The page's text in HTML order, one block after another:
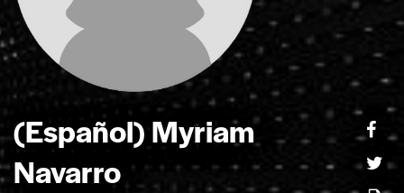
(Español) Myriam
Navarro